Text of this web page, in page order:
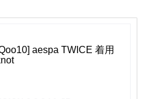
aespa TWICE 着用